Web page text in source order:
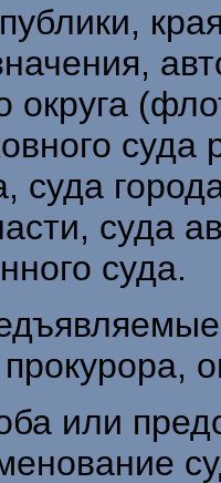
округа
суда
суда
суда
суда.
или